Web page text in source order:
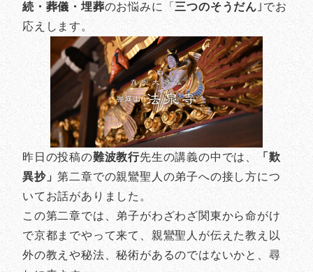
続・葬儀・埋葬のお悩みに「 三つのそうだん ｣でお
応えします。
昨日の投稿の難波教行先生の講義の中では、 「歎
異抄」第二章での親鸞聖人の弟子への接し方につ
いてお話がありました。
この第二章では、弟子がわざわざ関東から命がけ
で京都までやって来て、親鸞聖人が伝えた教え以
外の教えや秘法、秘術があるのではないかと、尋